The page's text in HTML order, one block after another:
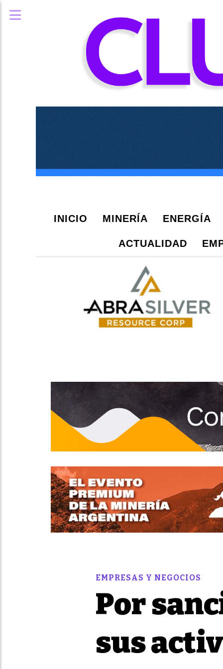
INICIO MINERÍA ENERGÍA
ACTUALIDAD
Por
sus
EMPRESAS Y NEGOCIOS